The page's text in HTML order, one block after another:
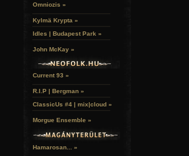
Omniozis »
Kylmä Krypta »
Idles | Budapest Park »
John McKay »
Current 93 »
R.I.P | Bergman »
ClassicUs #4 | mix|cloud »
Morgue Ensemble »
Hamarosan... »